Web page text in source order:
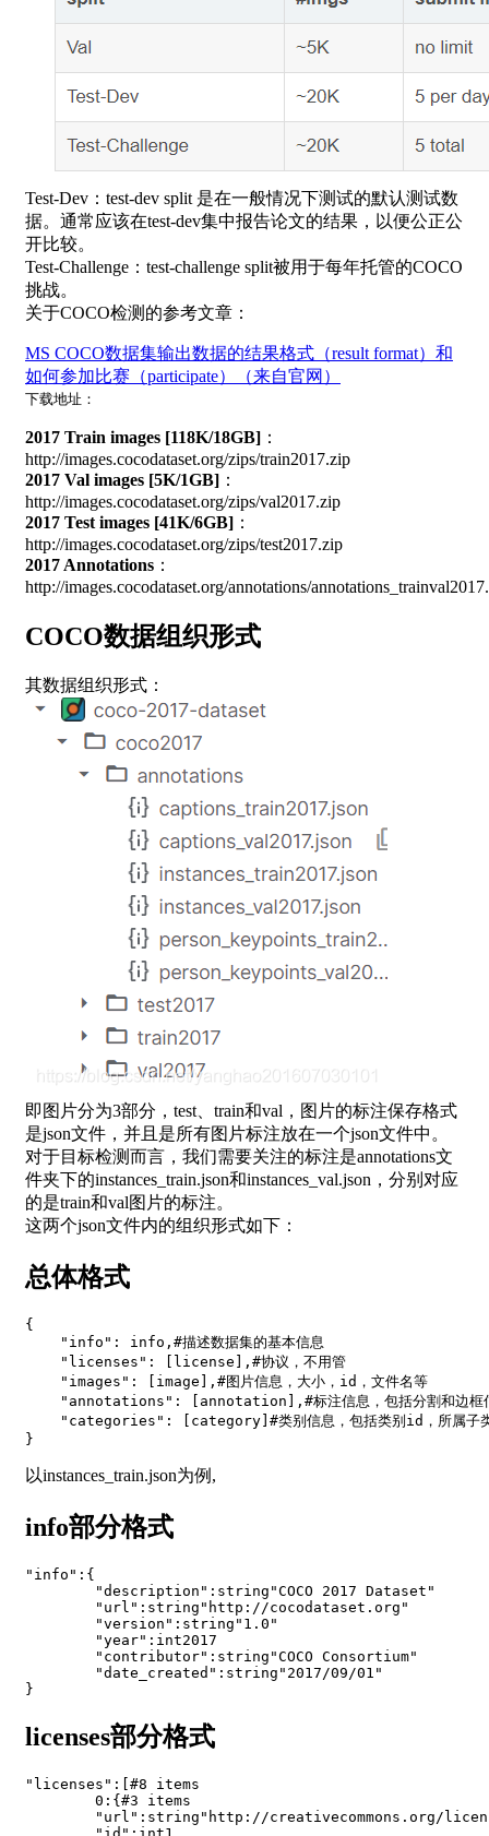
Test-Dev：test-dev split 是在一般情况下测试的默认测试数
据。通常应该在test-dev集中报告论文的结果，以便公正公
开比较。
Test-Challenge：test-challenge split被用于每年托管的COCO
挑战。
关于COCO检测的参考文章：
MS COCO数据集输出数据的结果格式（result format）和
如何参加比赛（participate）（来自官网）
下载地址：
2017 Train images [118K/18GB] ：
http://images.cocodataset.org/zips/train2017.zip
2017 Val images [5K/1GB] ：
http://images.cocodataset.org/zips/val2017.zip
2017 Test images [41K/6GB] ：
http://images.cocodataset.org/zips/test2017.zip
2017 Annotations ：
http://images.cocodataset.org/annotations/
COCO数据组织形式
其数据组织形式：
即图片分为3部分，test、train和val，图片的标注保存格式
是json文件，并且是所有图片标注放在一个json文件中。
对于目标检测而言，我们需要关注的标注是annotations文
件夹下的instances_train.json和instances_val.json，分别对应
的是train和val图片的标注。
这两个json文件内的组织形式如下：
总体格式
{
"info" : info , #描述数据集的基本信息
"licenses" : license , #协议，不用管
"images" : image , #图片信息，大小，id，文件名等
"annotations" : annotation , #标注信息，包括分割和边框
"categories" : category #类别信息，包括类别id，所属子
}
以instances_train.json为例,
info部分格式
"info" : {
"description" : string "COCO 2017 Dataset"
"url" : string "http://cocodataset.org"
"version" : string "1.0"
"year" : int2017
"contributor" : string "COCO Consortium"
"date_created" : string "2017/09/01"
}
licenses部分格式
"licenses" :
#8 items
0 : { #3 items
"url" : string "http://creativecommons.org/